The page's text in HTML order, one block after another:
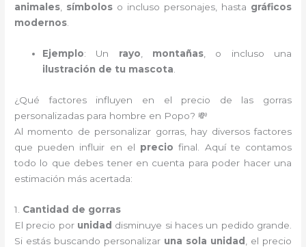
animales
símbolos o incluso personajes, hasta gráficos
modernos
Ejemplo: Un rayo montañas , o incluso una
ilustración de tu mascota
¿Qué factores influyen en el precio de las gorras
personalizadas para hombre en Popo? 💸
Al momento de personalizar gorras, hay diversos factores
que pueden influir en el precio final. Aquí te contamos
todo lo que debes tener en cuenta para poder hacer una
estimación más acertada:
1. Cantidad de gorras
El precio por unidad disminuye si haces un pedido grande.
Si estás buscando personalizar una sola unidad , el precio